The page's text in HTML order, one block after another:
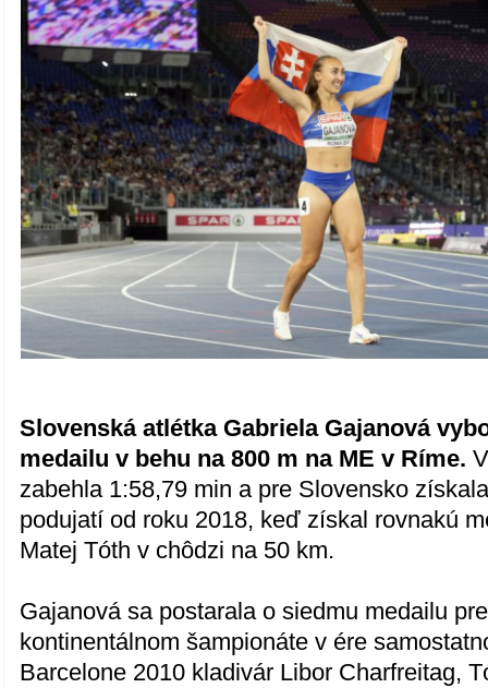
Slovenská atlétka Gabriela Gajanová
medailu v behu na 800 m na ME v Ríme.
zabehla 1:58,79 min a pre Slovensko
podujatí od roku 2018, keď získal rovnakú
Matej Tóth v chôdzi na 50 km.
Gajanová sa postarala o siedmu medailu
kontinentálnom šampionáte v ére
Barcelone 2010 kladivár Libor Charfreitag,